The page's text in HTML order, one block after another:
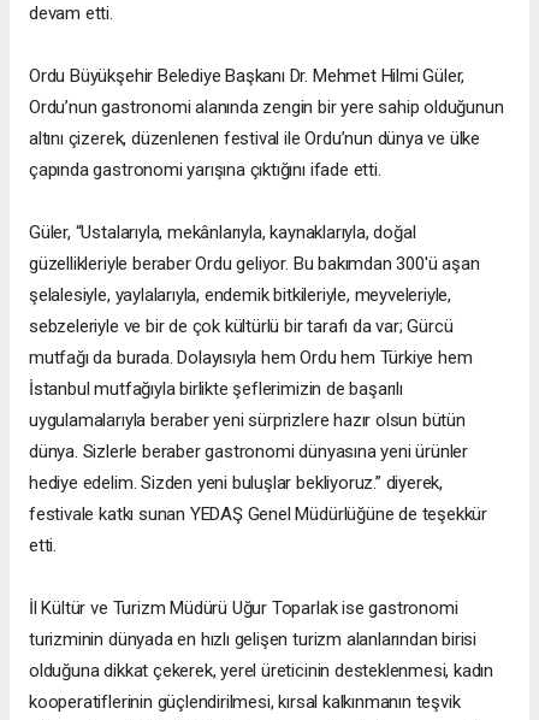
devam etti.
Ordu Büyükşehir Belediye Başkanı Dr. Mehmet Hilmi Güler,
Ordu’nun gastronomi alanında zengin bir yere sahip olduğunun
altını çizerek, düzenlenen festival ile Ordu’nun dünya ve ülke
çapında gastronomi yarışına çıktığını ifade etti.
Güler, “Ustalarıyla, mekânlarıyla, kaynaklarıyla, doğal
güzellikleriyle beraber Ordu geliyor. Bu bakımdan 300'ü aşan
şelalesiyle, yaylalarıyla, endemik bitkileriyle, meyveleriyle,
sebzeleriyle ve bir de çok kültürlü bir tarafı da var; Gürcü
mutfağı da burada. Dolayısıyla hem Ordu hem Türkiye hem
İstanbul mutfağıyla birlikte şeflerimizin de başarılı
uygulamalarıyla beraber yeni sürprizlere hazır olsun bütün
dünya. Sizlerle beraber gastronomi dünyasına yeni ürünler
hediye edelim. Sizden yeni buluşlar bekliyoruz.” diyerek,
festivale katkı sunan YEDAŞ Genel Müdürlüğüne de teşekkür
etti.
İl Kültür ve Turizm Müdürü Uğur Toparlak ise gastronomi
turizminin dünyada en hızlı gelişen turizm alanlarından birisi
olduğuna dikkat çekerek, yerel üreticinin desteklenmesi, kadın
kooperatiflerinin güçlendirilmesi, kırsal kalkınmanın teşvik